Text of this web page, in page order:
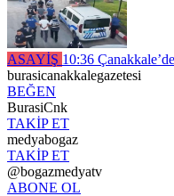
ASAYİŞ 10:36
burasicanakkalegazetesi
BEĞEN
BurasiCnk
TAKİP ET
medyabogaz
TAKİP ET
@bogazmedyatv
ABONE OL